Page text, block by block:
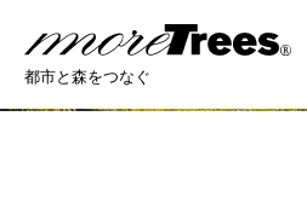
more trees
都市と森をつなぐ